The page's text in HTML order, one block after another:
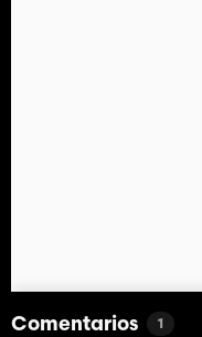
Comentarios 1